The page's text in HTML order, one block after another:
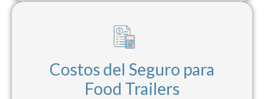
Costos del Seguro para
Food Trailers